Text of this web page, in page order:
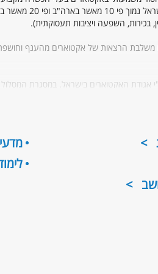
בכירות, השפעה ויציבות תעסוקתית).
משלבת הרצאות של אקטוארים מהענף
אגודת האקטוארים בישראל. במסגרת
יקנו לכם מעמד של אנליסט אקטוארי
במסלול אקטואריה בשנה א' תוענק